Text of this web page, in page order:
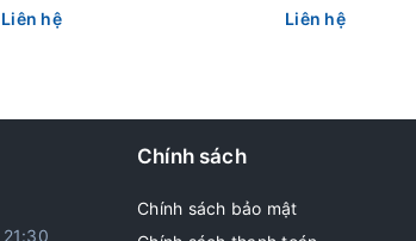
Liên hệ
Liên hệ
Chính sách
Chính sách bảo mật